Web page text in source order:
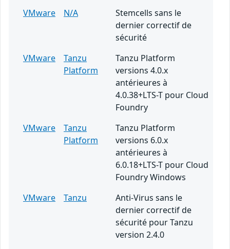
VMware
N/A
Stemcells sans le
dernier correctif de
sécurité
VMware
Tanzu
Platform
Tanzu Platform
versions 4.0.x
antérieures à
4.0.38+LTS-T pour Cloud
Foundry
VMware
Tanzu
Platform
Tanzu Platform
versions 6.0.x
antérieures à
6.0.18+LTS-T pour Cloud
Foundry Windows
VMware
Tanzu
Anti-Virus sans le
dernier correctif de
sécurité pour Tanzu
version 2.4.0